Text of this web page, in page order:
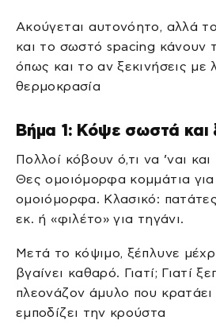
Ακούγεται αυτονόητο, αλλά
και το σωστό spacing κάνουν
όπως και το αν ξεκινήσεις με
θερμοκρασία
Βήμα 1: Κόψε σωστά και
Πολλοί κόβουν ό,τι να ’ναι
Θες ομοιόμορφα κομμάτια
ομοιόμορφα. Κλασικό:
εκ. ή «φιλέτο» για τηγάνι.
Μετά το κόψιμο, ξέπλυνε
βγαίνει καθαρό. Γιατί; Γιατί
πλεονάζον άμυλο που κρατάει
εμποδίζει την κρούστα